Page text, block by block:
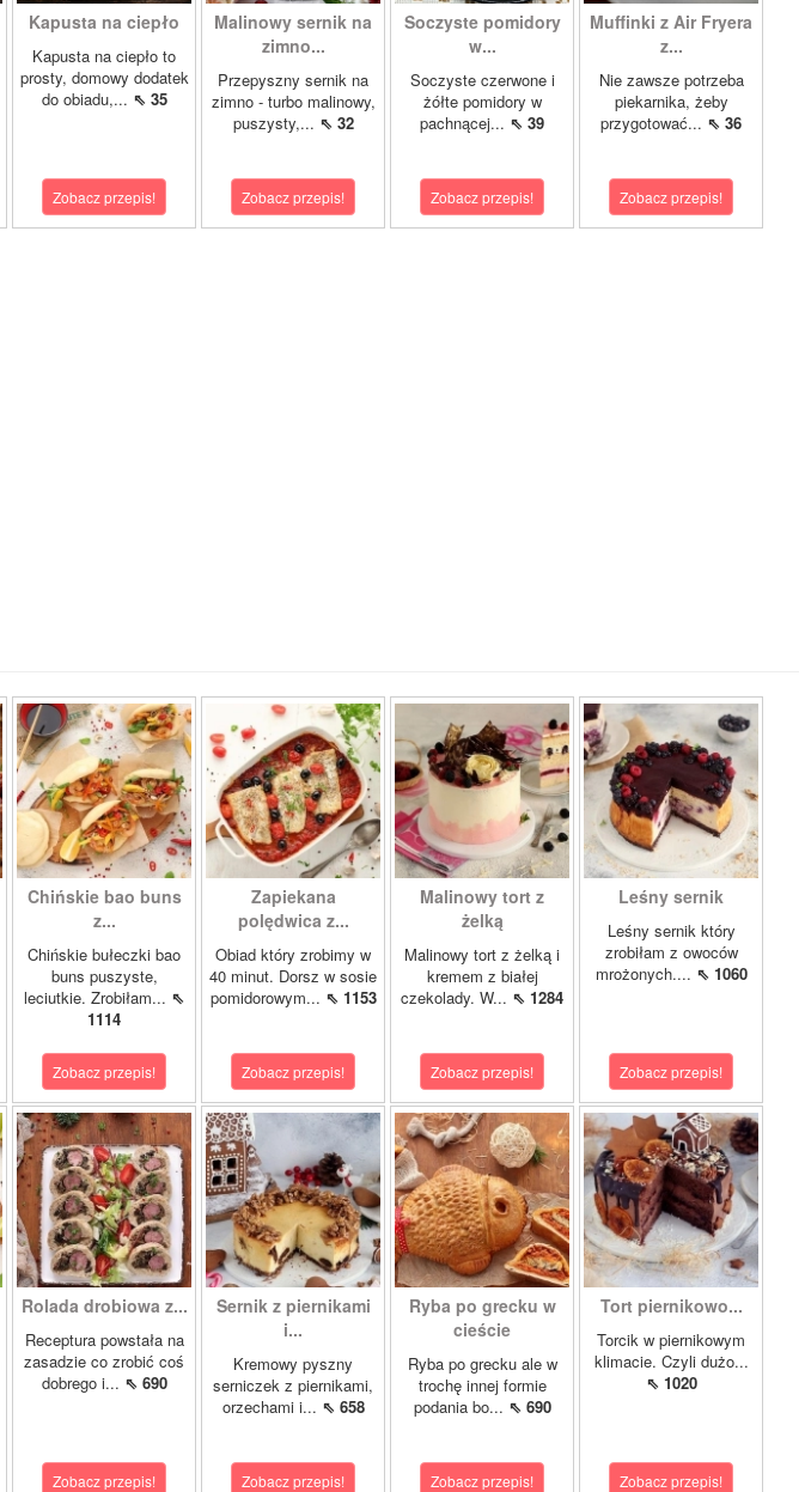
Kapusta na ciepło
Kapusta na ciepło to
prosty, domowy dodatek
do obiadu,... ⇖ 35
Zobacz przepis!
Malinowy sernik na
zimno...
Przepyszny sernik na
zimno - turbo malinowy,
puszysty,... ⇖ 32
Zobacz przepis!
Soczyste pomidory
w...
Soczyste czerwone i
żółte pomidory w
pachnącej... ⇖ 39
Zobacz przepis!
Muffinki z Air Fryera
z...
Nie zawsze potrzeba
piekarnika, żeby
przygotować... ⇖ 36
Zobacz przepis!
Chińskie bao buns
z...
Chińskie bułeczki bao
buns puszyste,
leciutkie. Zrobiłam... ⇖
1114
Zobacz przepis!
Zapiekana
polędwica z...
Obiad który zrobimy w
40 minut. Dorsz w sosie
pomidorowym... ⇖ 1153
Zobacz przepis!
Malinowy tort z
żelką
Malinowy tort z żelką i
kremem z białej
czekolady. W... ⇖ 1284
Zobacz przepis!
Leśny sernik
Leśny sernik który
zrobiłam z owoców
mrożonych.... ⇖ 1060
Zobacz przepis!
Rolada drobiowa z...
Receptura powstała na
zasadzie co zrobić coś
dobrego i... ⇖ 690
Zobacz przepis!
Sernik z piernikami
i...
Kremowy pyszny
serniczek z piernikami,
orzechami i... ⇖ 658
Zobacz przepis!
Ryba po grecku w
cieście
Ryba po grecku ale w
trochę innej formie
podania bo... ⇖ 690
Zobacz przepis!
Tort piernikowo...
Torcik w piernikowym
klimacie. Czyli dużo...
⇖ 1020
Zobacz przepis!